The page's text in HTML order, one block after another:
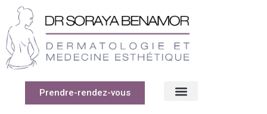
Prendre-rendez-vous